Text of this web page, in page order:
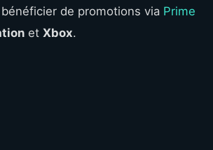
de promotions via Prime
et Xbox.